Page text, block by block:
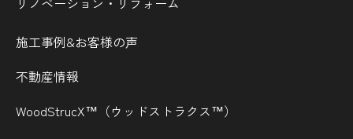
施工事例&お客様の声
不動産情報
WoodStrucX™（ウッドストラクス™）